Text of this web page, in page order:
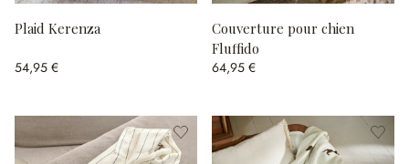
Plaid Kerenza
54,95 €
Couverture pour chien
Fluffido
64,95 €